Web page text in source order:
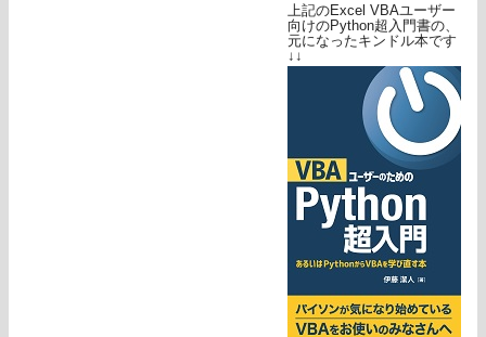
上記のExcel VBAユーザー
向けのPython超入門書の、
元になったキンドル本です
↓↓